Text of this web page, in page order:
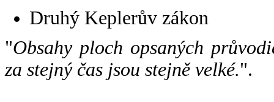
Druhý Keplerův zákon
"Obsahy ploch opsaných
za stejný čas jsou stejně velké.".